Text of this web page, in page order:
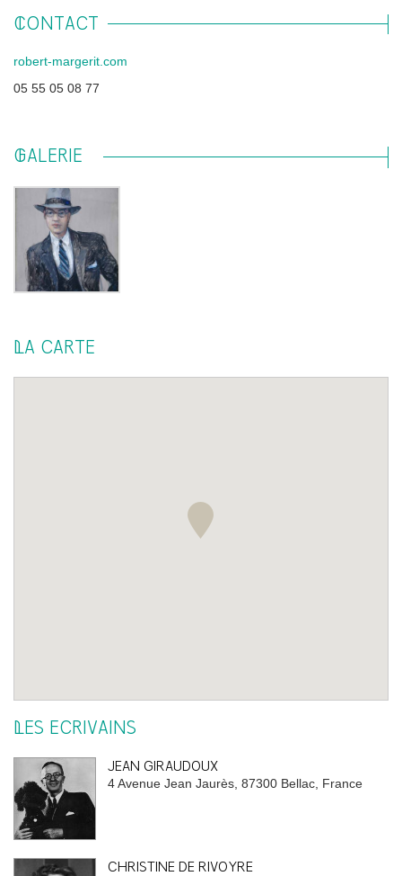
CONTACT
robert-margerit.com
05 55 05 08 77
GALERIE
LA CARTE
LES ÉCRIVAINS
JEAN GIRAUDOUX
4 Avenue Jean Jaurès, 87300 Bellac, France
CHRISTINE DE RIVOYRE